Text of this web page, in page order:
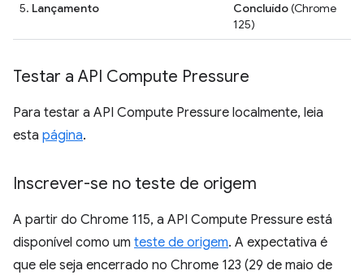
5. Lançamento Concluído(Chrome
125)
Testar a API Compute Pressure
Para testar a API Compute Pressure localmente, leia
esta página.
Inscrever-se no teste de origem
A partir do Chrome 115, a API Compute Pressure está
disponível como um teste de origem. A expectativa é
que ele seja encerrado no Chrome 123 (29 de maio de